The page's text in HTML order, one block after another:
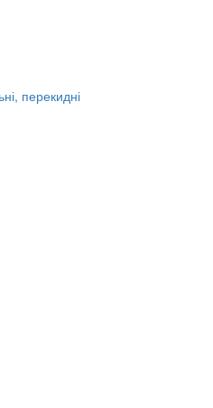
перекидні